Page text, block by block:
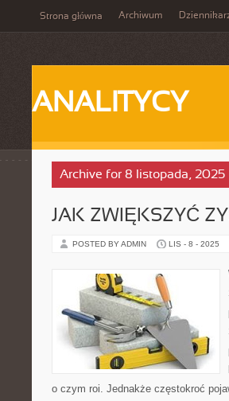
Strona główna Archiwum
ANALITYCY
Archive for 8 listopada, 2025
JAK ZWIĘKSZYĆ
POSTED BY ADMIN LIS - 8 - 2025
o czym roi. Jednakże częstokroć